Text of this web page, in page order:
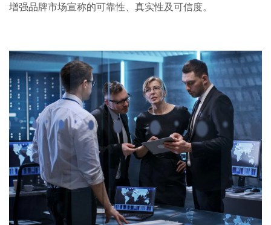
增强品牌市场宣称的可靠性、真实性及可信度。